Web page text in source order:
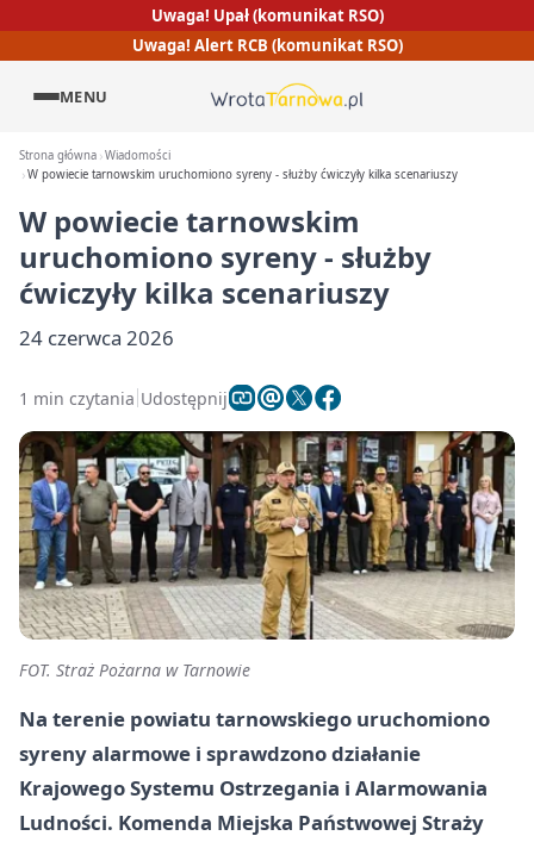
Uwaga! Upał (komunikat RSO)
Uwaga! Alert RCB (komunikat RSO)
MENU
Strona główna Wiadomości
W powiecie tarnowskim uruchomiono syreny - służby ćwiczyły kilka scenariuszy
W powiecie tarnowskim
uruchomiono syreny - służby
ćwiczyły kilka scenariuszy
24 czerwca 2026
1 min czytania Udostępnij
FOT. Straż Pożarna w Tarnowie
Na terenie powiatu tarnowskiego uruchomiono
syreny alarmowe i sprawdzono działanie
Krajowego Systemu Ostrzegania i Alarmowania
Ludności. Komenda Miejska Państwowej Straży